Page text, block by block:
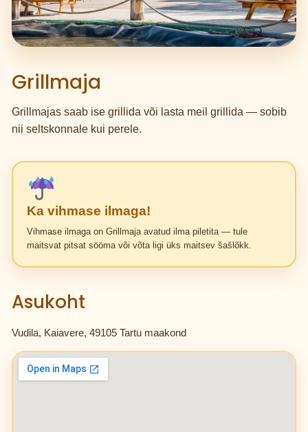
Grillmaja
Grillmajas saab ise grillida või lasta meil grillida — sobib
nii seltskonnale kui perele.
Ka vihmase ilmaga!
Vihmase ilmaga on Grillmaja avatud ilma piletita — tule
maitsvat pitsat sööma või võta ligi üks maitsev šašlõkk.
Asukoht
Vudila, Kaiavere, 49105 Tartu maakond